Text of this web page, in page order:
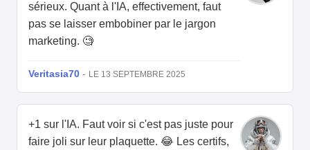
sérieux. Quant à l'IA, effectivement, faut
pas se laisser embobiner par le jargon
marketing. 🧐
Veritasia70 - LE 13 SEPTEMBRE 2025
+1 sur l'IA. Faut voir si c'est pas juste pour
faire joli sur leur plaquette. 😂 Les certifs,